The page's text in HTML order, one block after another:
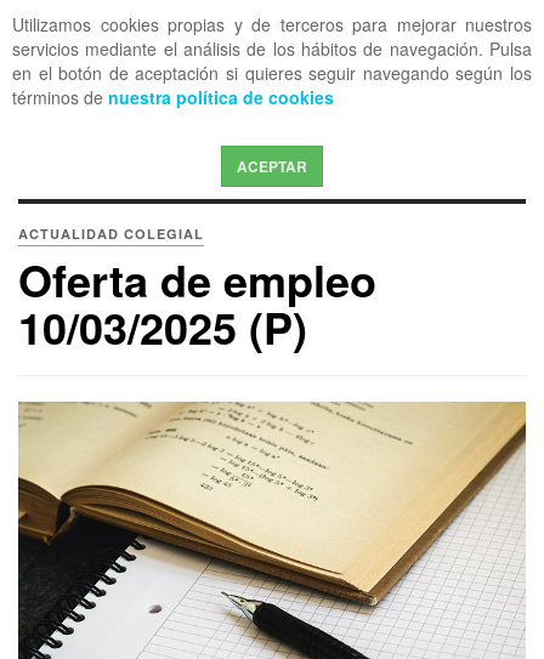
Utilizamos cookies propias y de terceros para mejorar nuestros
servicios mediante el análisis de los hábitos de navegación. Pulsa
en el botón de aceptación si quieres seguir navegando según los
términos de nuestra política de cookies
ACEPTAR
OFF CANVAS
ACTUALIDAD COLEGIAL
Oferta de empleo
10/03/2025 (P)